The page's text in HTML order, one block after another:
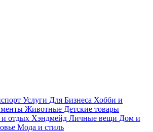
Услуги Для Бизнеса Хобби и
Животные Детские товары
отдых Хэндмейд Личные вещи Дом и
Мода и стиль